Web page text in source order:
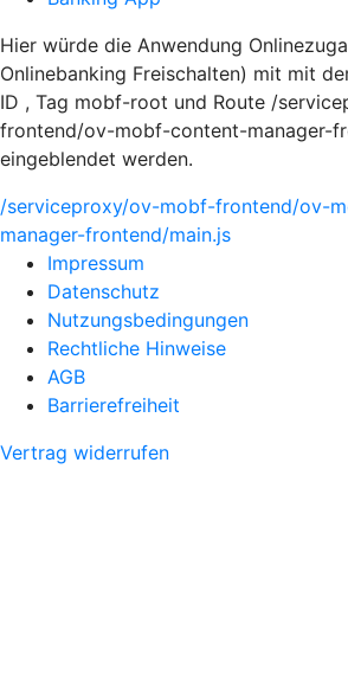
Hier würde die Anwendung
Onlinebanking Freischalten) mit mit
ID , Tag mobf-root und Route /
frontend/ov-mobf-content-manager-
eingeblendet werden.
/serviceproxy/ov-mobf-frontend/ov-
manager-frontend/main.js
Impressum
Datenschutz
Nutzungsbedingungen
Rechtliche Hinweise
AGB
Barrierefreiheit
Vertrag widerrufen